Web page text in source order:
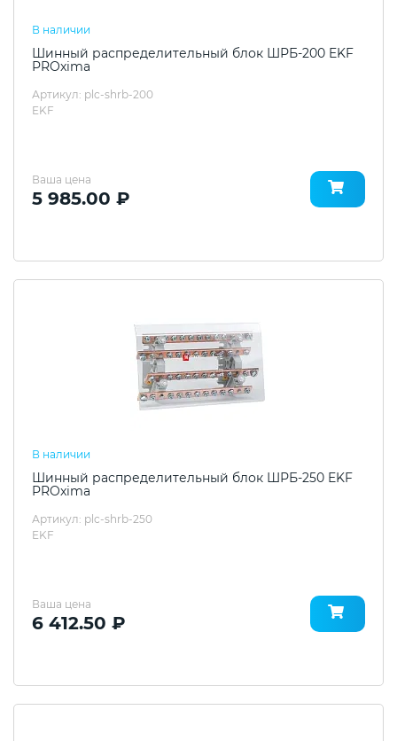
В наличии
Шинный распределительный блок ШРБ-200 EKF
PROxima
Артикул: plc-shrb-200
EKF
Ваша цена
5 985.00 ₽
В наличии
Шинный распределительный блок ШРБ-250 EKF
PROxima
Артикул: plc-shrb-250
EKF
Ваша цена
6 412.50 ₽